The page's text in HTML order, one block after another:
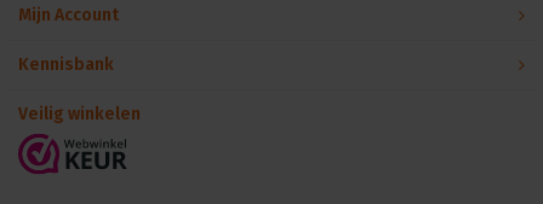
Mijn Account
Kennisbank
Veilig winkelen